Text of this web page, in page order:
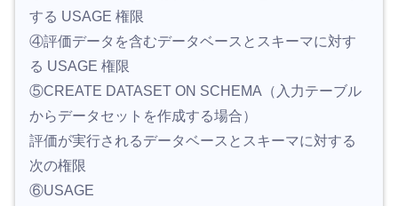
する USAGE 権限
④評価データを含むデータベースとスキーマに対す
る USAGE 権限
⑤CREATE DATASET ON SCHEMA（入力テーブル
からデータセットを作成する場合）
評価が実行されるデータベースとスキーマに対する
次の権限
⑥USAGE